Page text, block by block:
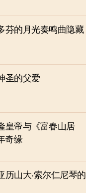
芬的月光奏鸣曲隐藏
圣的父爱
皇帝与《富春山居
奇缘
历山大‧索尔仁尼琴的